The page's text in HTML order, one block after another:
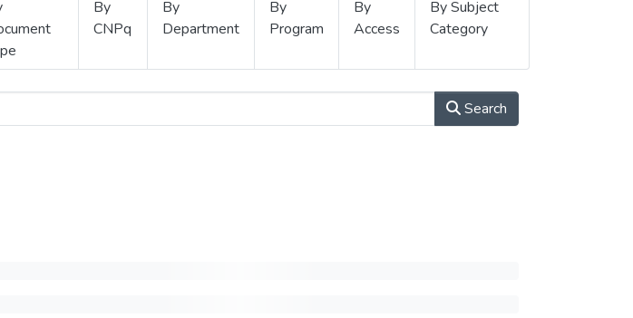
By
CNPq
By
Department
By
Program
By
Access
By Subject
Category
Search